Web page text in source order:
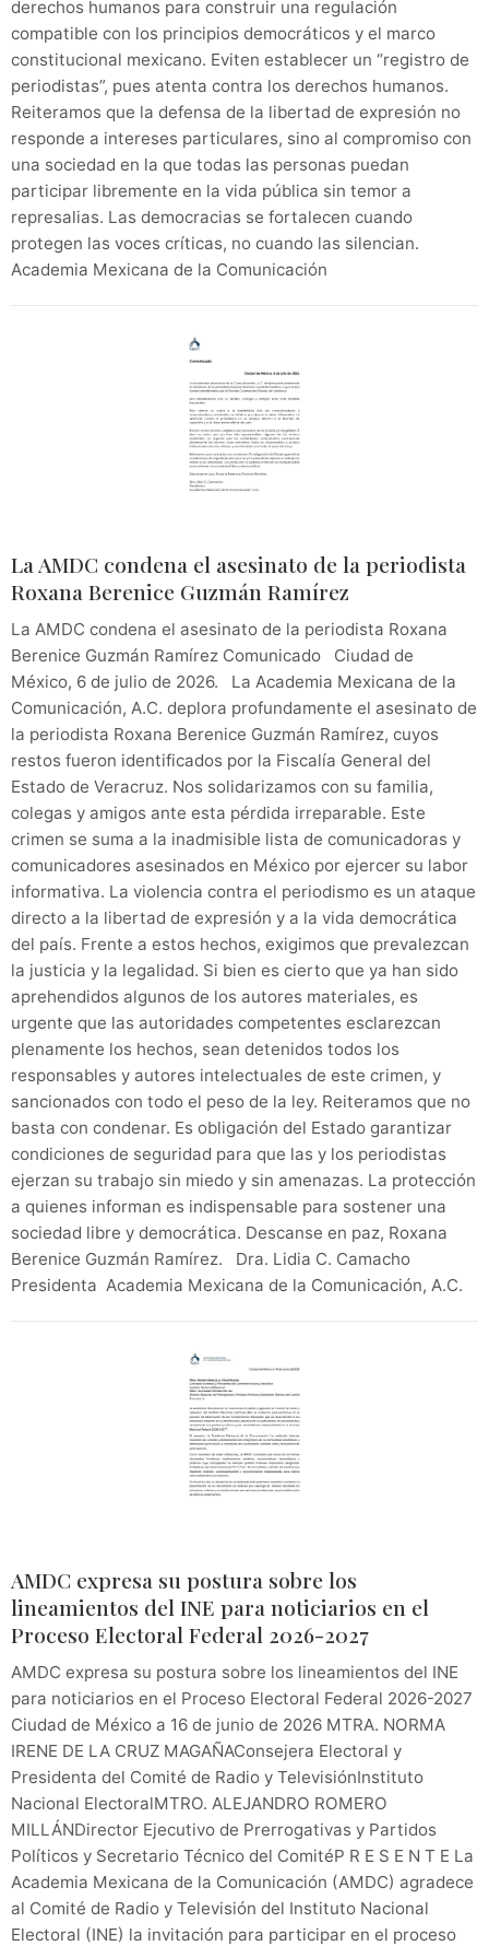
derechos humanos para construir una regulación
compatible con los principios democráticos y el marco
constitucional mexicano. Eviten establecer un “registro de
periodistas”, pues atenta contra los derechos humanos.
Reiteramos que la defensa de la libertad de expresión no
responde a intereses particulares, sino al compromiso con
una sociedad en la que todas las personas puedan
participar libremente en la vida pública sin temor a
represalias. Las democracias se fortalecen cuando
protegen las voces críticas, no cuando las silencian.
Academia Mexicana de la Comunicación
La AMDC condena el asesinato de la periodista
Roxana Berenice Guzmán Ramírez
La AMDC condena el asesinato de la periodista Roxana
Berenice Guzmán Ramírez Comunicado Ciudad de
México, 6 de julio de 2026. La Academia Mexicana de la
Comunicación, A.C. deplora profundamente el asesinato de
la periodista Roxana Berenice Guzmán Ramírez, cuyos
restos fueron identificados por la Fiscalía General del
Estado de Veracruz. Nos solidarizamos con su familia,
colegas y amigos ante esta pérdida irreparable. Este
crimen se suma a la inadmisible lista de comunicadoras y
comunicadores asesinados en México por ejercer su labor
informativa. La violencia contra el periodismo es un ataque
directo a la libertad de expresión y a la vida democrática
del país. Frente a estos hechos, exigimos que prevalezcan
la justicia y la legalidad. Si bien es cierto que ya han sido
aprehendidos algunos de los autores materiales, es
urgente que las autoridades competentes esclarezcan
plenamente los hechos, sean detenidos todos los
responsables y autores intelectuales de este crimen, y
sancionados con todo el peso de la ley. Reiteramos que no
basta con condenar. Es obligación del Estado garantizar
condiciones de seguridad para que las y los periodistas
ejerzan su trabajo sin miedo y sin amenazas. La protección
a quienes informan es indispensable para sostener una
sociedad libre y democrática. Descanse en paz, Roxana
Berenice Guzmán Ramírez. Dra. Lidia C. Camacho
Presidenta Academia Mexicana de la Comunicación, A.C.
AMDC expresa su postura sobre los
lineamientos del INE para noticiarios en el
Proceso Electoral Federal 2026-2027
AMDC expresa su postura sobre los lineamientos del INE
para noticiarios en el Proceso Electoral Federal 2026-2027
Ciudad de México a 16 de junio de 2026 MTRA. NORMA
IRENE DE LA CRUZ MAGAÑAConsejera Electoral y
Presidenta del Comité de Radio y TelevisiónInstituto
Nacional ElectoralMTRO. ALEJANDRO ROMERO
MILLÁNDirector Ejecutivo de Prerrogativas y Partidos
Políticos y Secretario Técnico del ComitéP R E S E N T E La
Academia Mexicana de la Comunicación (AMDC) agradece
al Comité de Radio y Televisión del Instituto Nacional
Electoral (INE) la invitación para participar en el proceso